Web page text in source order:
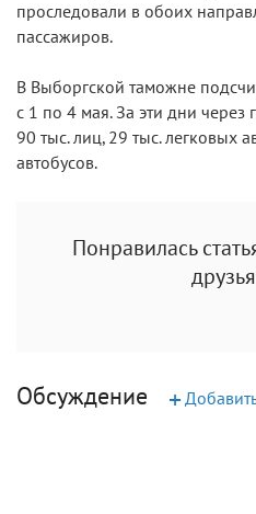
проследовали в обоих
пассажиров.
В Выборгской таможне
с 1 по 4 мая. За эти дни через
90 тыс. лиц, 29 тыс. легковых
автобусов.
Понравилась
Обсуждение +